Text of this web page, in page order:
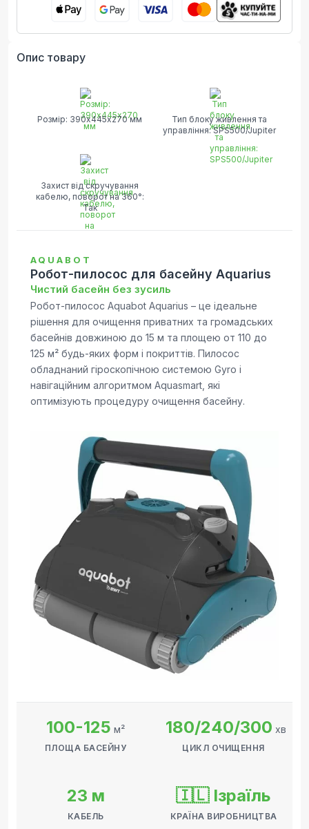
Опис товару
Розмір: 390х445х270 мм
Тип блоку живлення та
управління: SPS500/Jupiter
Захист від скручування
кабелю, поворот на 360°:
Так
AQUABOT
Робот-пилосос для басейну Aquarius
Чистий басейн без зусиль
Робот-пилосос Aquabot Aquarius – це ідеальне
рішення для очищення приватних та громадських
басейнів довжиною до 15 м та площею от 110 до
125 м² будь-яких форм і покриттів. Пилосос
обладнаний гіроскопічною системою Gyro і
навігаційним алгоритмом Aquasmart, які
оптимізують процедуру очищення басейну.
100-125 м²
ПЛОЩА БАСЕЙНУ
180/240/300 хв
ЦИКЛ ОЧИЩЕННЯ
23 м
КАБЕЛЬ
🇮🇱 Ізраїль
КРАЇНА ВИРОБНИЦТВА